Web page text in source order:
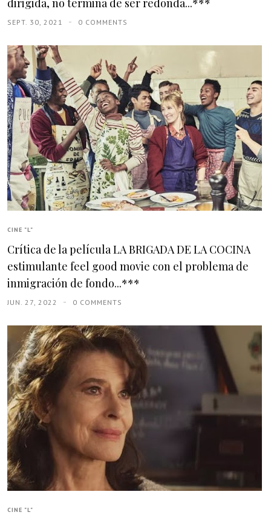
dirigida, no termina de ser redonda...***
SEPT. 30, 2021 0 COMMENTS
CINE "L"
Crítica de la película LA BRIGADA DE LA COCINA
estimulante feel good movie con el problema de
inmigración de fondo...***
JUN. 27, 2022 0 COMMENTS
CINE "L"